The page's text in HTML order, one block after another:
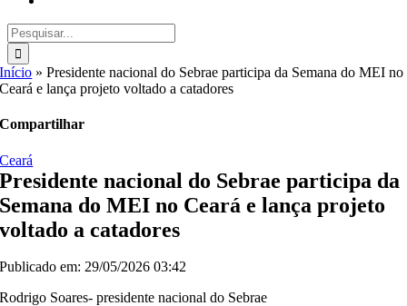
Buscar
resultados
para:
Início »Presidente nacional do Sebrae participa da Semana do MEI no
Ceará e lança projeto voltado a catadores
Compartilhar
Ceará
Presidente nacional do Sebrae participa da
Semana do MEI no Ceará e lança projeto
voltado a catadores
Publicado em: 29/05/2026 03:42
Rodrigo Soares- presidente nacional do Sebrae